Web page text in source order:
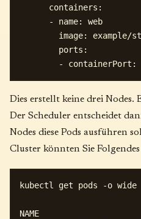
      containers:
      - name: web
image: example/
        ports:
Dies erstellt keine drei Nodes.
Der Scheduler entscheidet
Nodes diese Pods ausführen
Cluster könnten Sie Folgendes
kubectl get pods -o wide
NAME